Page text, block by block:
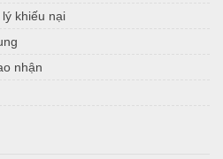
khiếu nại
nhận